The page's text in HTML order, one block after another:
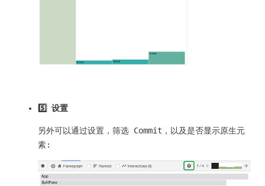
5️⃣ 设置
另外可以通过设置，筛选 Commit，以及是否显示原生元
素: